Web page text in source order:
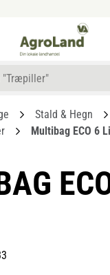
Stald & Hegn
Multibag ECO 6